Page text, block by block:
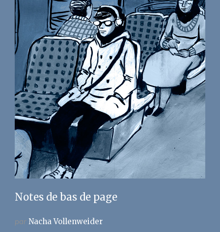
Notes de bas de page
par Nacha Vollenweider